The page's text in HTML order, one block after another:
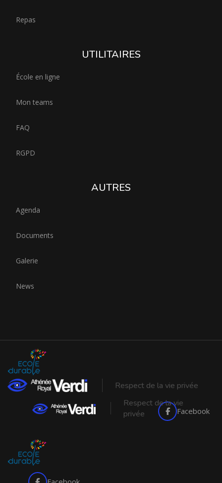
Repas
UTILITAIRES
École en ligne
Mon teams
FAQ
RGPD
AUTRES
Agenda
Documents
Galerie
News
Respect de la vie privée
Facebook
Respect de la vie
privée